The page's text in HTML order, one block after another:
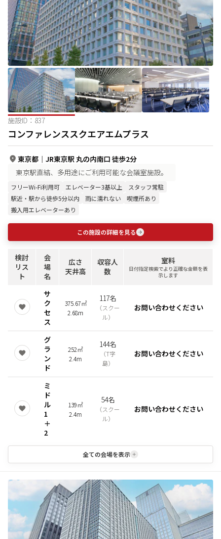
施設ID： 837
コンファレンススクエアエムプラス
東京都 ｜ JR東京駅 丸の内南口 徒歩2分
東京駅直結、多用途にご利用可能な会議室施設。
フリーWi-Fi利用可 エレベーター3基以上
スタッフ常駐
駅近・駅から徒歩5分以内
雨に濡れない
喫煙所あり
搬入用エレベーターあり
この施設の詳細を見る
検討
リス
ト
会
場
名
広さ
天井高
収容人
数
室料
日付指定検索でより正確な金額を表
示します
サ
ク
セ
ス
375.67㎡
2.68m
117名
（スクー
ル）
お問い合わせください
グ
ラ
ン
ド
252㎡
2.4m
144名
（T字
島）
お問い合わせください
ミ
ド
ル
1
＋
2
139㎡
2.4m
54名
（スクー
ル）
お問い合わせください
全ての会場を表示